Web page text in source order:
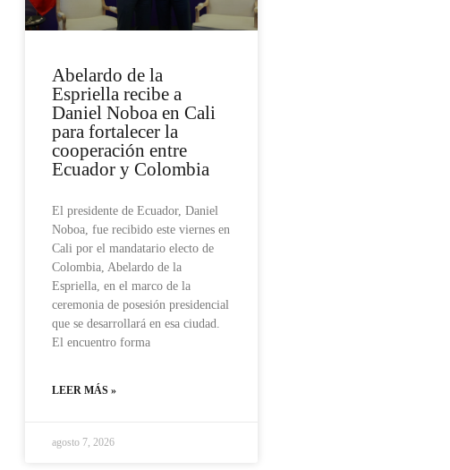
Abelardo de la
Espriella recibe a
Daniel Noboa en Cali
para fortalecer la
cooperación entre
Ecuador y Colombia
El presidente de Ecuador, Daniel
Noboa, fue recibido este viernes en
Cali por el mandatario electo de
Colombia, Abelardo de la
Espriella, en el marco de la
ceremonia de posesión presidencial
que se desarrollará en esa ciudad.
El encuentro forma
LEER MÁS »
agosto 7, 2026